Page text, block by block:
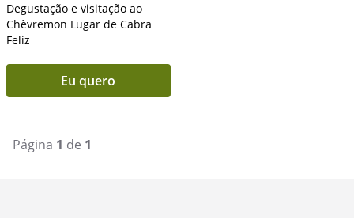
Degustação e visitação ao
Chèvremon Lugar de Cabra
Feliz
Eu quero
Página 1 de 1